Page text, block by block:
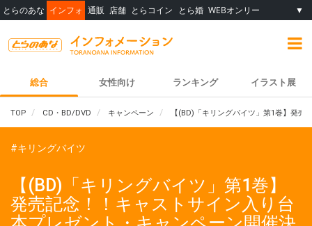
とらのあな インフォ 通販 店舗 とらコイン とら婚 WEBオンリー ▼
総合 女性向け ランキング イラスト展
TOP CD・BD/DVD キャンペーン 【(BD)「キリングバイツ」第1巻】発
#キリングバイツ
【(BD)「キリングバイツ」第1巻】
発売記念！！キャストサイン入り台